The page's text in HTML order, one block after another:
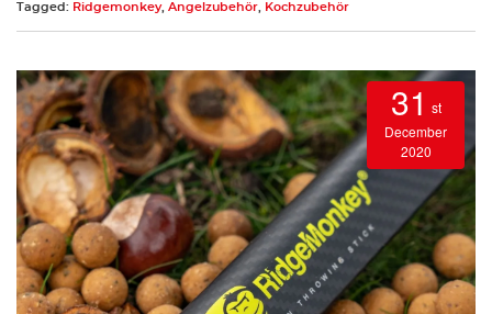
Tagged: Ridgemonkey, Angelzubehör, Kochzubehör
31 st
December
2020